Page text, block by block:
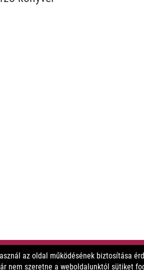
az oldal működésének biztosítása
nem szeretne a weboldalunktól sütiket